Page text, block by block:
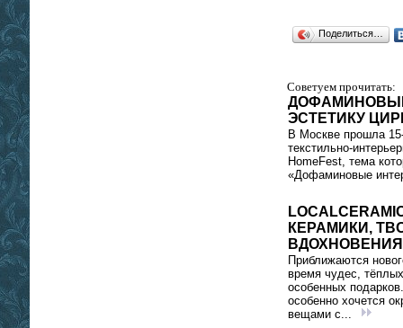
Поделиться…
Советуем прочитать:
ЭСТЕТИКУ
В Москве прошла
HomeFest, тема
«Дофаминовые
КЕРАМИКИ,
ВДОХНОВЕНИЯ
Приближаются
время чудес,
особенных
особенно хочется
вещами с...